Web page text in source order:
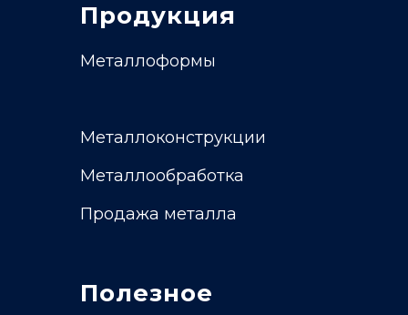
Полезное
Продукция
Продажа металла
Металлообработка
Металлоформы
Металлоконструкции